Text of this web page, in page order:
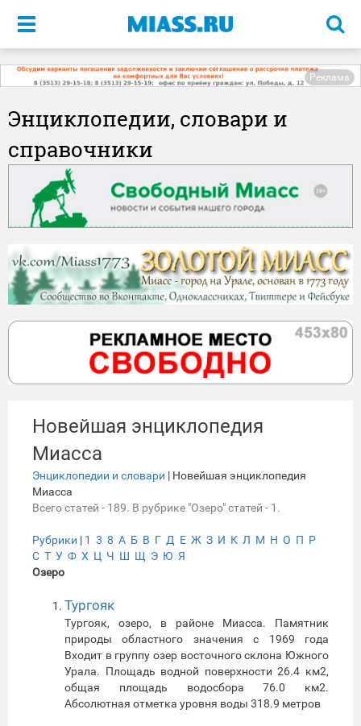
Меню
Реклама
Энциклопедии, словари и
справочники
Новейшая энциклопедия
Миасса
Энциклопедии и словари | Новейшая энциклопедия
Миасса
Всего статей - 189. В рубрике "Озеро" статей - 1.
Рубрики | 1 3 8 А Б В Г Д Е Ж З И К Л М Н О П Р
С Т У Ф Х Ц Ч Ш Щ Э Ю Я
Озеро
Тургояк
Тургояк, озеро, в районе Миасса. Памятник
природы областного значения с 1969 года
Входит в группу озер восточного склона Южного
Урала. Площадь водной поверхности 26.4 км2,
общая площадь водосбора 76.0 км2.
Абсолютная отметка уровня воды 318.9 метров